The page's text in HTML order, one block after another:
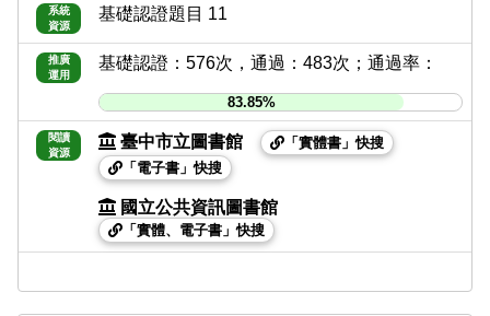
系統
資源
基礎認證題目 11
推廣
運用
基礎認證：576次，通過：483次；通過率：
83.85%
閱讀
資源
臺中市立圖書館
「實體書」快搜
「電子書」快搜
國立公共資訊圖書館
「實體、電子書」快搜